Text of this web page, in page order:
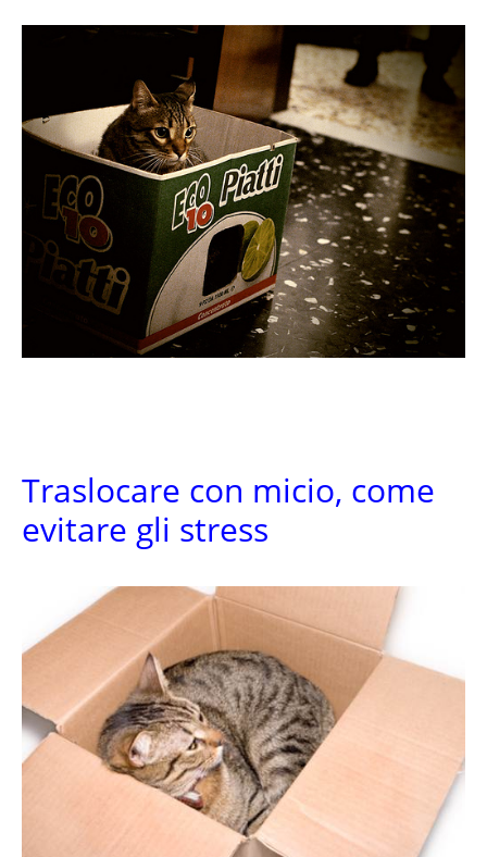
Traslocare con micio, come
evitare gli stress